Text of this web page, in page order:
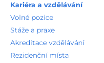
Kariéra a vzdělávání
Volné pozice
Stáže a praxe
Akreditace vzdělávání
Rezidenční místa